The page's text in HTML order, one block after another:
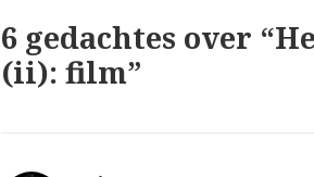
6 gedachtes over
(ii): film”